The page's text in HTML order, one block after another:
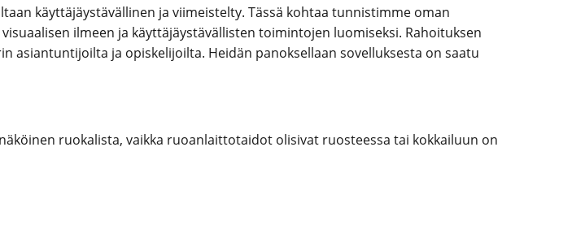
käyttäjäystävällinen ja viimeistelty. Tässä kohtaa tunnistimme oman
ilmeen ja käyttäjäystävällisten toimintojen luomiseksi. Rahoituksen
asiantuntijoilta ja opiskelijoilta. Heidän panoksellaan sovelluksesta on saatu
ruokalista, vaikka ruoanlaittotaidot olisivat ruosteessa tai kokkailuun on